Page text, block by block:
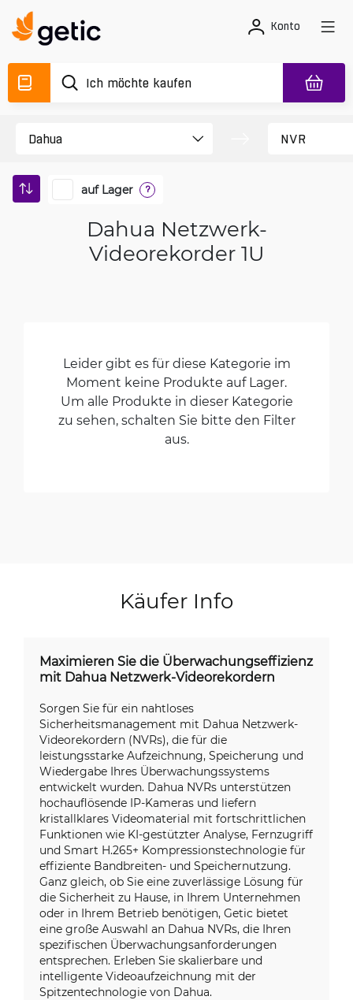
Konto
auf Lager ?
Dahua Netzwerk-
Videorekorder 1U
Leider gibt es für diese Kategorie im
Moment keine Produkte auf Lager.
Um alle Produkte in dieser Kategorie
zu sehen, schalten Sie bitte den Filter
aus.
Käufer Info
Maximieren Sie die Überwachungseffizienz
mit Dahua Netzwerk-Videorekordern
Sorgen Sie für ein nahtloses
Sicherheitsmanagement mit Dahua Netzwerk-
Videorekordern (NVRs), die für die
leistungsstarke Aufzeichnung, Speicherung und
Wiedergabe Ihres Überwachungssystems
entwickelt wurden. Dahua NVRs unterstützen
hochauflösende IP-Kameras und liefern
kristallklares Videomaterial mit fortschrittlichen
Funktionen wie KI-gestützter Analyse, Fernzugriff
und Smart H.265+ Kompressionstechnologie für
effiziente Bandbreiten- und Speichernutzung.
Ganz gleich, ob Sie eine zuverlässige Lösung für
die Sicherheit zu Hause, in Ihrem Unternehmen
oder in Ihrem Betrieb benötigen, Getic bietet
eine große Auswahl an Dahua NVRs, die Ihren
spezifischen Überwachungsanforderungen
entsprechen. Erleben Sie skalierbare und
intelligente Videoaufzeichnung mit der
Spitzentechnologie von Dahua.